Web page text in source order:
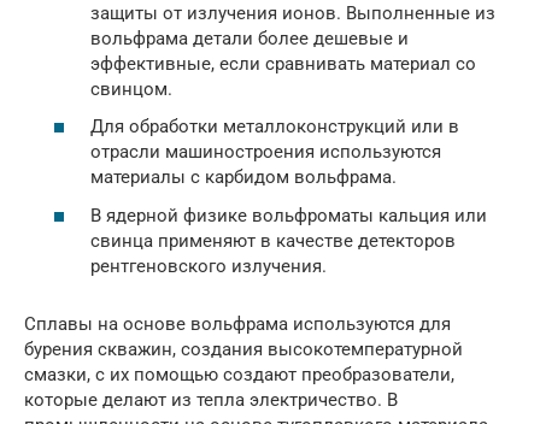
защиты от излучения ионов. Выполненные из
вольфрама детали более дешевые и
эффективные, если сравнивать материал со
свинцом.
Для обработки металлоконструкций или в
отрасли машиностроения используются
материалы с карбидом вольфрама.
В ядерной физике вольфроматы кальция или
свинца применяют в качестве детекторов
рентгеновского излучения.
Сплавы на основе вольфрама используются для
бурения скважин, создания высокотемпературной
смазки, с их помощью создают преобразователи,
которые делают из тепла электричество. В